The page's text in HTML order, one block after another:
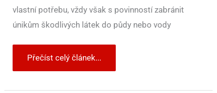
vlastní potřebu, vždy však s povinností zabránit
únikům škodlivých látek do půdy nebo vody
Přečíst celý článek...